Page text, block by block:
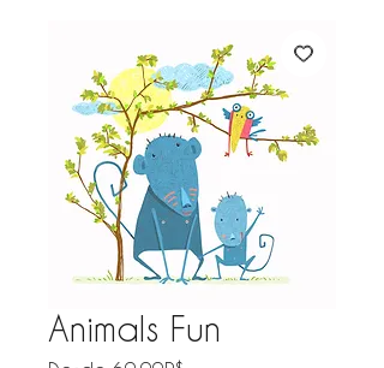
Animals Fun